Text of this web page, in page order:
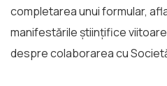
completarea unui formular,
manifestările ştiinţifice viitoare
despre colaborarea cu